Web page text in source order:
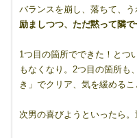
バランスを崩し、落ちて、う
励ましつつ、ただ黙って隣
1つ目の箇所でできた！とつ
もなくなり。2つ目の箇所も
き」でクリア、気を緩める
次男の喜びようといったら。